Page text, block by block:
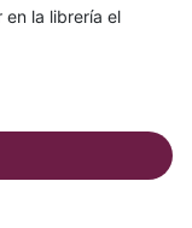
en la librería el